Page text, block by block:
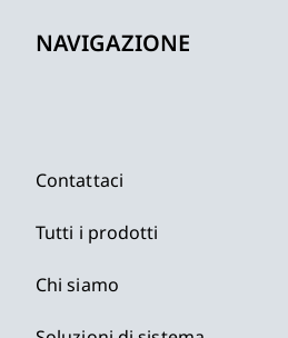
NAVIGAZIONE
Contattaci
Tutti i prodotti
Chi siamo